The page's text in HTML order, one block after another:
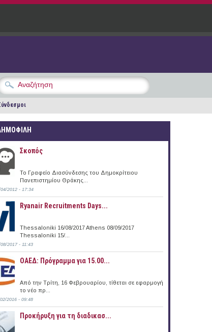
Σκοπός
Το Γραφείο Διασύνδεσης του Δημοκρίτειου
Πανεπιστημίου Θράκης...
04/2012 - 17:34
Ryanair Recruitments Days...
Thessaloniki 16/08/2017 Athens 08/09/2017
Thessaloniki 15/...
08/2017 - 11:43
ΟΑΕΔ: Πρόγραμμα για 15.00...
Από την Τρίτη, 16 Φεβρουαρίου, τίθεται σε εφαρμογή
το νέο πρ...
02/2016 - 09:48
Προκήρυξη για τη διαδικασ...